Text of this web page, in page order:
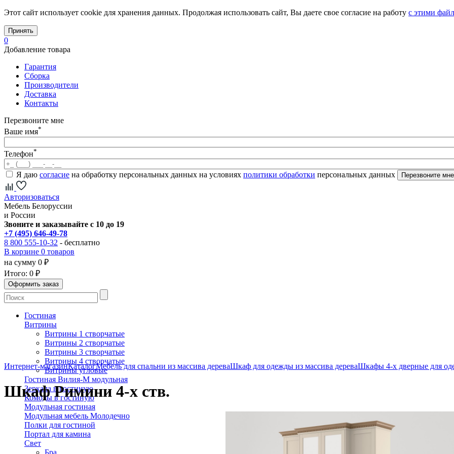
Этот сайт использует cookie для хранения данных. Продолжая использовать сайт, Вы даете свое согласие на работу с этими
Принять
0
Добавление товара
Гарантия
Сборка
Производители
Доставка
Контакты
Перезвоните мне
Ваше имя*
Телефон*
Я даю согласие на обработку персональных данных на условиях политики обработки персональных данных
Авторизоваться
Мебель Белоруссии
и России
Звоните и заказывайте с 10 до 19
+7 (495) 646-49-78
8 800 555-10-32 - бесплатно
В корзине 0 товаров
на сумму 0 ₽
Итого: 0 ₽
Гостиная
Витрины
Витрины 1 створчатые
Витрины 2 створчатые
Витрины 3 створчатые
Витрины 4 створчатые
Витрины угловые
Гостиная Вилия-М модульная
Зеркала в гостиную
Комоды в гостиную
Модульная гостиная
Модульная мебель Молодечно
Полки для гостиной
Портал для камина
Свет
Интернет-магазинКаталогМебель для спальни из массива дереваШкаф для одежды из массива дереваШкафы 4-х дверные для
Шкаф Римини 4-х ств.